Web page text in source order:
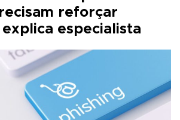
reforçar
especialista